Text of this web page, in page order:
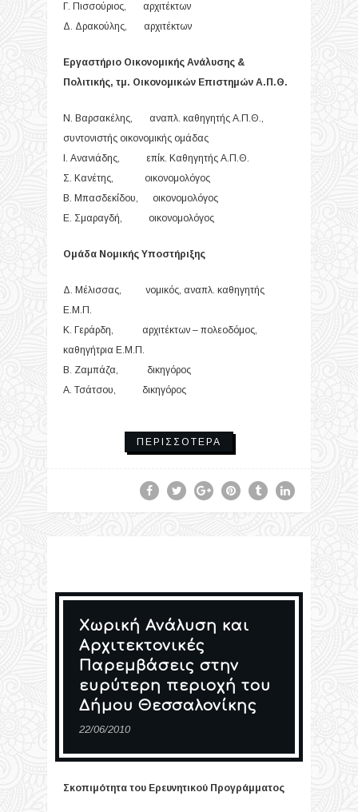
Γ. Πισσούριος, αρχιτέκτων
Δ. Δρακούλης, αρχιτέκτων
Εργαστήριο Οικονομικής Ανάλυσης &
Πολιτικής, τμ. Οικονομικών Επιστημών Α.Π.Θ.
Ν. Βαρσακέλης, αναπλ. καθηγητής Α.Π.Θ.,
συντονιστής οικονομικής ομάδας
Ι. Ανανιάδης, επίκ. Καθηγητής Α.Π.Θ.
Σ. Κανέτης, οικονομολόγος
Β. Μπασδεκίδου, οικονομολόγος
Ε. Σμαραγδή, οικονομολόγος
Ομάδα Νομικής Υποστήριξης
Δ. Μέλισσας, νομικός, αναπλ. καθηγητής
Ε.Μ.Π.
Κ. Γεράρδη, αρχιτέκτων – πολεοδόμος,
καθηγήτρια Ε.Μ.Π.
Β. Ζαμπάζα, δικηγόρος
Α. Τσάτσου, δικηγόρος
ΠΕΡΙΣΣΌΤΕΡΑ
Χωρική Ανάλυση και
Αρχιτεκτονικές
Παρεμβάσεις στην
ευρύτερη περιοχή του
Δήμου Θεσσαλονίκης
22/06/2010
Σκοπιμότητα του Ερευνητικού Προγράμματος